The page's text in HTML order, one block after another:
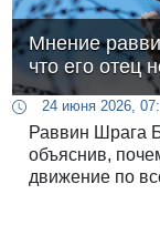
Мнение
что его отец
24 июня 2026,
Раввин Шрага
объяснив,
движение по